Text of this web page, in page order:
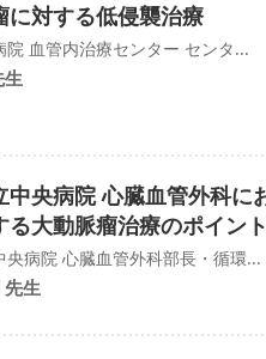
に対する低侵襲治療
院 血管内治療センター センタ...
生
中央病院 心臓血管外科
る大動脈瘤治療のポイン
央病院 心臓血管外科部長・循環...
先生